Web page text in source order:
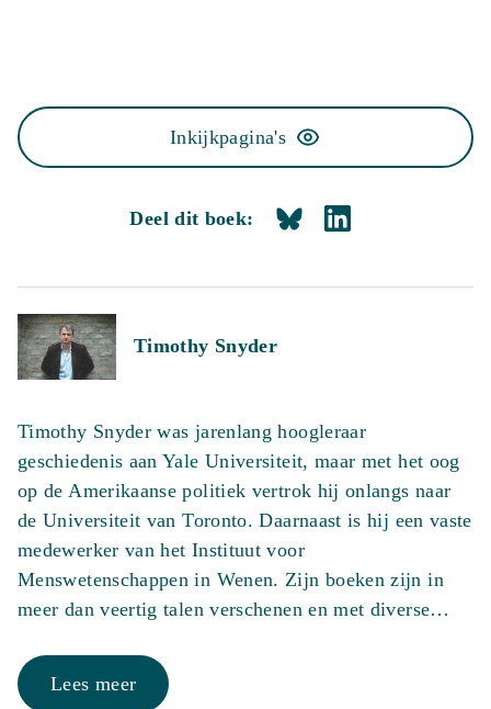
Inkijkpagina's
Deel dit boek:
Timothy Snyder
Timothy Snyder was jarenlang hoogleraar
geschiedenis aan Yale Universiteit, maar met het oog
op de Amerikaanse politiek vertrok hij onlangs naar
de Universiteit van Toronto. Daarnaast is hij een vaste
medewerker van het Instituut voor
Menswetenschappen in Wenen. Zijn boeken zijn in
meer dan veertig talen verschenen en met diverse…
Lees meer